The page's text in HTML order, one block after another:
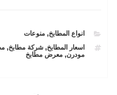
CATEGORIES
انواع المطابخ,منوعات
TAGS
اسعار المطابخ,شركة مطابخ,
مودرن,معرض مطابخ